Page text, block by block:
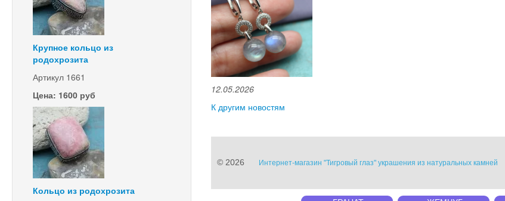
Крупное кольцо из
родохрозита
Артикул 1661
Цена: 1600 руб
Кольцо из родохрозита
12.05.2026
К другим новостям
© 2026 Интернет-магазин "Тигровый глаз" украшения из натуральных камней